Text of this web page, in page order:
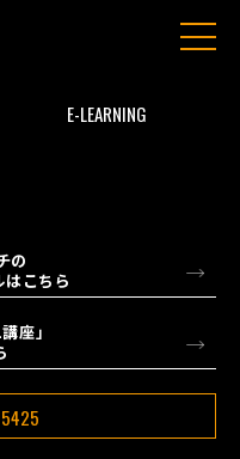
E-LEARNING
の
こちら
座」